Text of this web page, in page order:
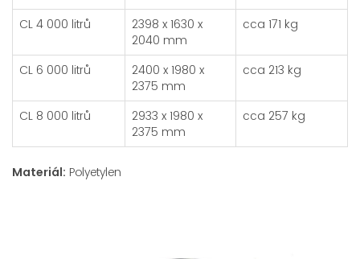
CL 4 000 litrů
2398 x 1630 x
2040 mm
cca 171 kg
CL 6 000 litrů
2400 x 1980 x
2375 mm
cca 213 kg
CL 8 000 litrů
2933 x 1980 x
2375 mm
cca 257 kg
Materiál: Polyetylen